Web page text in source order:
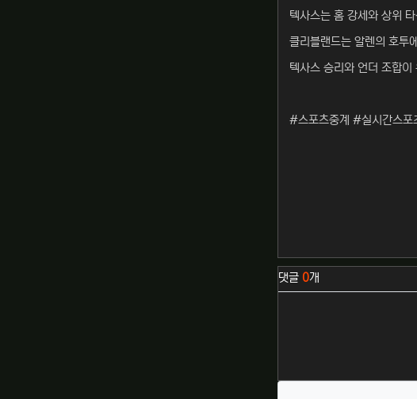
텍사스는 홈 강세와 상위
클리블랜드는 알렌의 호투
텍사스 승리와 언더 조합이
#스포츠중계 #실시간스
관련자료
댓글 0개